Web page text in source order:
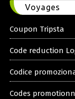
Voyages
Coupon Tripsta
Code reduction
Codice
Codes